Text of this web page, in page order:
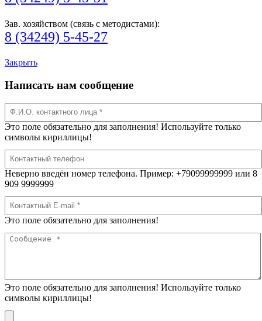
Зав. хозяйством (связь с методистами):
8 (34249) 5-45-27
Закрыть
Написать нам сообщение
Это поле обязательно для заполнения! Используйте только
символы кириллицы!
Неверно введён номер телефона. Пример: +79099999999 или 8
909 9999999
Это поле обязательно для заполнения!
Это поле обязательно для заполнения! Используйте только
символы кириллицы!